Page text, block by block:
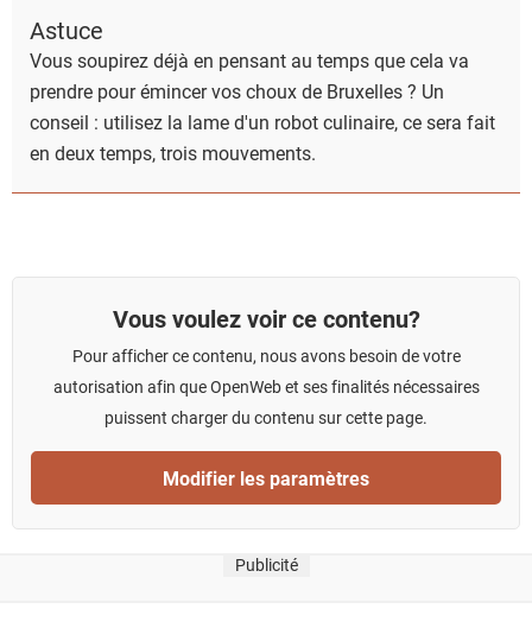
Astuce
Vous soupirez déjà en pensant au temps que cela va
prendre pour émincer vos choux de Bruxelles ? Un
conseil : utilisez la lame d'un robot culinaire, ce sera fait
en deux temps, trois mouvements.
Vous voulez voir ce contenu?
Pour afficher ce contenu, nous avons besoin de votre
autorisation afin que OpenWeb et ses finalités nécessaires
puissent charger du contenu sur cette page.
Modifier les paramètres
Publicité